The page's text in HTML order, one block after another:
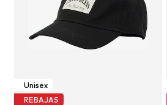
Unisex
REBAJAS